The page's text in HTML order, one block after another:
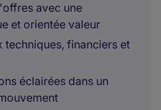
avec une
et orientée valeur
techniques, financiers et
éclairées dans un